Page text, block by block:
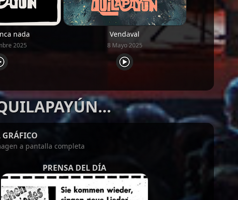
nada
2025
Vendaval
8 Mayo 2025
a pantalla completa
PRENSA DEL DÍA